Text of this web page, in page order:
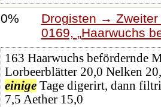
0%
Drogisten →
0169,
Haarwuchs
163 Haarwuchs befördernde
Lorbeerblätter 20,0 Nelken
einigeTage digerirt, dann
7,5 Aether 15,0